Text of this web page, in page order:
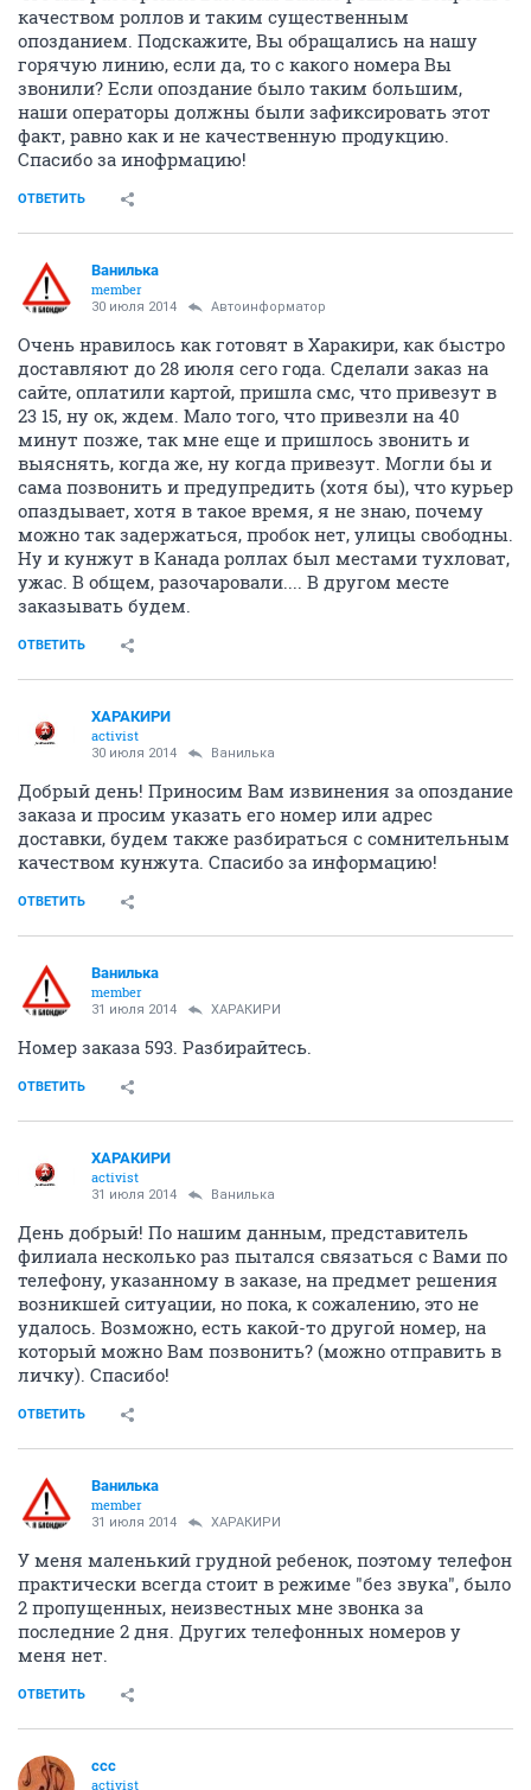
качеством роллов и таким существенным
опозданием. Подскажите, Вы обращались на нашу
горячую линию, если да, то с какого номера Вы
звонили? Если опоздание было таким большим,
наши операторы должны были зафиксировать этот
факт, равно как и не качественную продукцию.
Спасибо за инофрмацию!
ОТВЕТИТЬ
Ванилька
member
30 июля 2014 Автоинформатор
Очень нравилось как готовят в Харакири, как быстро
доставляют до 28 июля сего года. Сделали заказ на
сайте, оплатили картой, пришла смс, что привезут в
23 15, ну ок, ждем. Мало того, что привезли на 40
минут позже, так мне еще и пришлось звонить и
выяснять, когда же, ну когда привезут. Могли бы и
сама позвонить и предупредить (хотя бы), что курьер
опаздывает, хотя в такое время, я не знаю, почему
можно так задержаться, пробок нет, улицы свободны.
Ну и кунжут в Канада роллах был местами тухловат,
ужас. В общем, разочаровали.... В другом месте
заказывать будем.
ОТВЕТИТЬ
ХАРАКИРИ
activist
30 июля 2014 Ванилька
Добрый день! Приносим Вам извинения за опоздание
заказа и просим указать его номер или адрес
доставки, будем также разбираться с сомнительным
качеством кунжута. Спасибо за информацию!
ОТВЕТИТЬ
Ванилька
member
31 июля 2014 ХАРАКИРИ
Номер заказа 593. Разбирайтесь.
ОТВЕТИТЬ
ХАРАКИРИ
activist
31 июля 2014 Ванилька
День добрый! По нашим данным, представитель
филиала несколько раз пытался связаться с Вами по
телефону, указанному в заказе, на предмет решения
возникшей ситуации, но пока, к сожалению, это не
удалось. Возможно, есть какой-то другой номер, на
который можно Вам позвонить? (можно отправить в
личку). Спасибо!
ОТВЕТИТЬ
Ванилька
member
31 июля 2014 ХАРАКИРИ
У меня маленький грудной ребенок, поэтому телефон
практически всегда стоит в режиме "без звука", было
2 пропущенных, неизвестных мне звонка за
последние 2 дня. Других телефонных номеров у
меня нет.
ОТВЕТИТЬ
ссс
activist